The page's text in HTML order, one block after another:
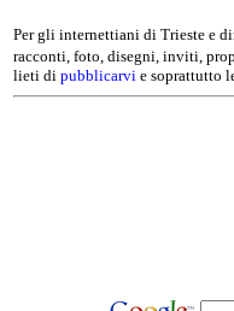
Per gli internettiani di Trieste e
racconti, foto, disegni, inviti,
lieti di pubblicarvi e soprattutto